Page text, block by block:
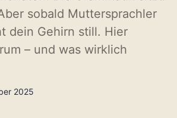
sobald Muttersprachler
dein Gehirn still. Hier
– und was wirklich
2025